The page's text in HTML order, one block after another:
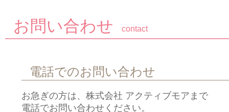
お問い合わせ contact
電話でのお問い合わせ
お急ぎの方は、株式会社 アクティブモアまで
電話でお問い合わせください。